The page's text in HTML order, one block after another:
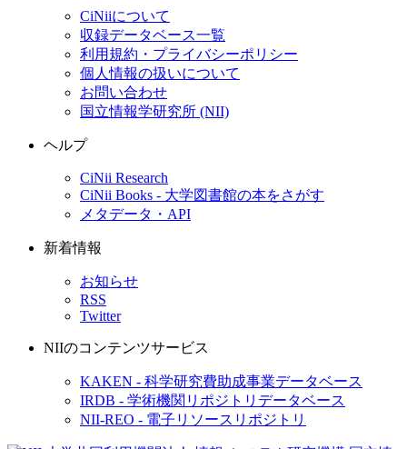
CiNiiについて
収録データベース一覧
利用規約・プライバシーポリシー
個人情報の扱いについて
お問い合わせ
国立情報学研究所 (NII)
ヘルプ
CiNii Research
CiNii Books - 大学図書館の本をさがす
メタデータ・API
新着情報
お知らせ
RSS
Twitter
NIIのコンテンツサービス
KAKEN - 科学研究費助成事業データベース
IRDB - 学術機関リポジトリデータベース
NII-REO - 電子リソースリポジトリ